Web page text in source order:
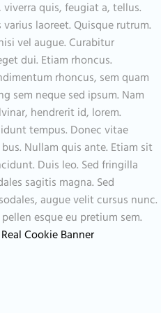
quis, feugiat a, tellus.
laoreet. Quisque rutrum.
vel augue. Curabitur
dui. Etiam rhoncus.
rhoncus, sem quam
sem neque sed ipsum. Nam
hendrerit id, lorem.
tempus. Donec vitae
Nullam quis ante. Etiam sit
Duis leo. Sed fringilla
sagitis magna. Sed
augue velit cursus nunc.
esque eu pretium sem.
Cookie Banner